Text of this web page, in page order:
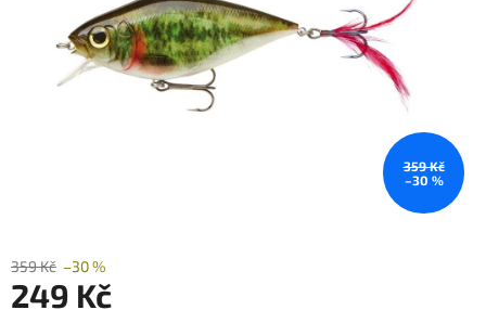
359 Kč
–30 %
359 Kč –30 %
249 Kč